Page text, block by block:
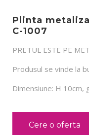
Plinta
C-1007
PRETUL ESTE PE
Produsul se vinde la
Dimensiune: H 10cm,
Cere o oferta